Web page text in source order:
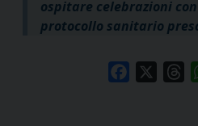
ospitare celebrazioni
protocollo sanitario
Facebook